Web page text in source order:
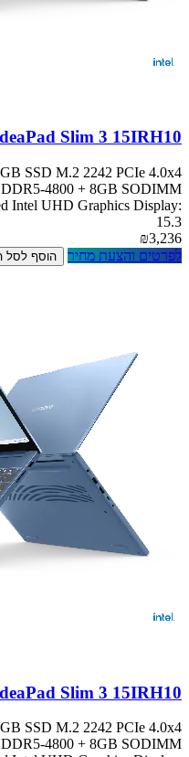
Slim 3 15IRH10
SSD M.2 2242 PCIe 4.0x4
4800 + 8GB SODIMM
Intel UHD Graphics Display:
15.3
₪3,236
לפרטים והצעת מחיר
הוסף לסל
Slim 3 15IRH10
SSD M.2 2242 PCIe 4.0x4
4800 + 8GB SODIMM